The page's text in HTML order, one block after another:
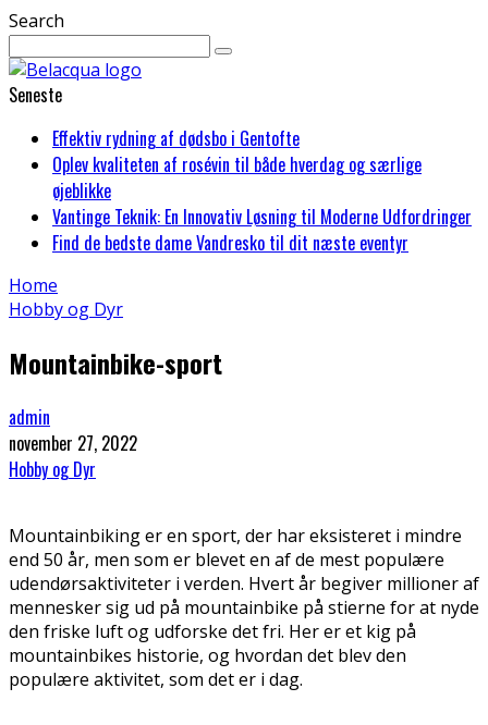
Search
Seneste
Effektiv rydning af dødsbo i Gentofte
Oplev kvaliteten af rosévin til både hverdag og særlige
øjeblikke
Vantinge Teknik: En Innovativ Løsning til Moderne Udfordringer
Find de bedste dame Vandresko til dit næste eventyr
Home
Hobby og Dyr
Mountainbike-sport
admin
november 27, 2022
Hobby og Dyr
Mountainbiking er en sport, der har eksisteret i mindre
end 50 år, men som er blevet en af de mest populære
udendørsaktiviteter i verden. Hvert år begiver millioner af
mennesker sig ud på mountainbike på stierne for at nyde
den friske luft og udforske det fri. Her er et kig på
mountainbikes historie, og hvordan det blev den
populære aktivitet, som det er i dag.